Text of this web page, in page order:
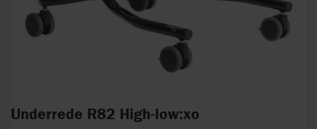
Underrede R82 High-low:xo